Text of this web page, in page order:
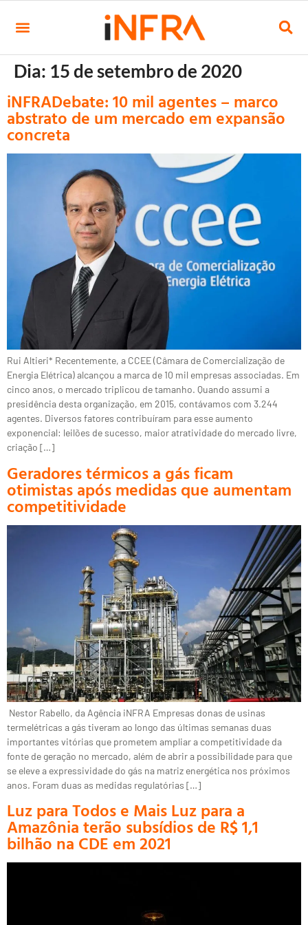
Dia: 15 de setembro de 2020
iNFRADebate: 10 mil agentes – marco
abstrato de um mercado em expansão
concreta
Rui Altieri* Recentemente, a CCEE (Câmara de Comercialização de
Energia Elétrica) alcançou a marca de 10 mil empresas associadas. Em
cinco anos, o mercado triplicou de tamanho. Quando assumi a
presidência desta organização, em 2015, contávamos com 3.244
agentes. Diversos fatores contribuíram para esse aumento
exponencial: leilões de sucesso, maior atratividade do mercado livre,
criação […]
Geradores térmicos a gás ficam
otimistas após medidas que aumentam
competitividade
Nestor Rabello, da Agência iNFRA Empresas donas de usinas
termelétricas a gás tiveram ao longo das últimas semanas duas
importantes vitórias que prometem ampliar a competitividade da
fonte de geração no mercado, além de abrir a possibilidade para que
se eleve a expressividade do gás na matriz energética nos próximos
anos. Foram duas as medidas regulatórias […]
Luz para Todos e Mais Luz para a
Amazônia terão subsídios de R$ 1,1
bilhão na CDE em 2021